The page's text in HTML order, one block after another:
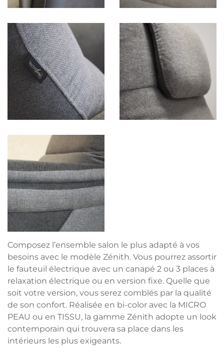
Composez l’ensemble salon le plus adapté à vos
besoins avec le modèle Zénith. Vous pourrez assortir
le fauteuil électrique avec un canapé 2 ou 3 places à
relaxation électrique ou en version fixe. Quelle que
soit votre version, vous serez comblés par la qualité
de son confort. Réalisée en bi-color avec la MICRO
PEAU ou en TISSU, la gamme Zénith adopte un look
contemporain qui trouvera sa place dans les
intérieurs les plus exigeants.